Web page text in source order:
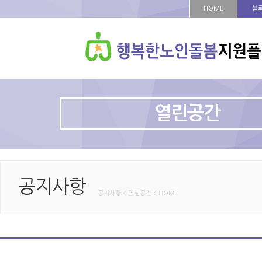
HOME 블
열린공간
공지사항 공지사항 < 열린공간 < HOME